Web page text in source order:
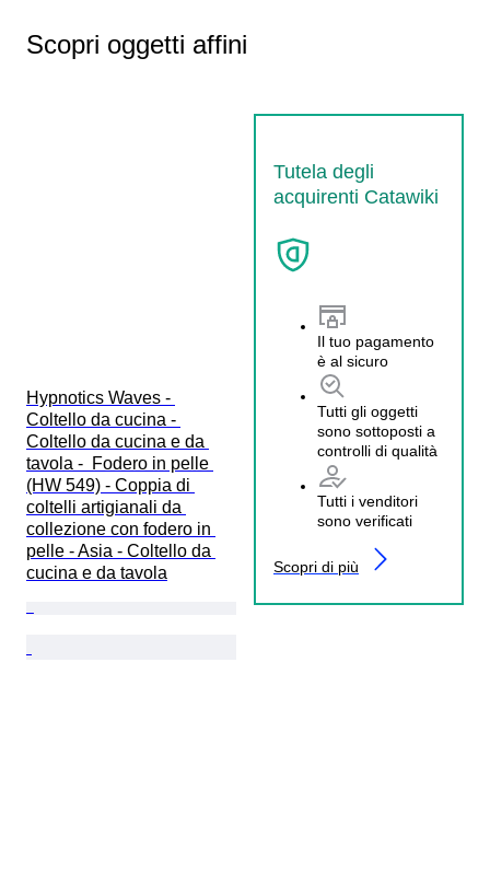
Scopri oggetti affini
Tutela degli
acquirenti Catawiki
Il tuo pagamento
è al sicuro
Tutti gli oggetti
sono sottoposti a
controlli di qualità
Tutti i venditori
sono verificati
Scopri di più
Hypnotics Waves -
Coltello da cucina -
Coltello da cucina e da
tavola -  Fodero in pelle
(HW 549) - Coppia di
coltelli artigianali da
collezione con fodero in
pelle - Asia - Coltello da
cucina e da tavola